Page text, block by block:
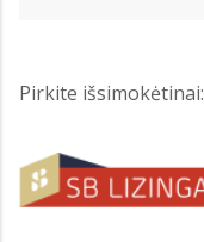
Pirkite išsimokėtinai: